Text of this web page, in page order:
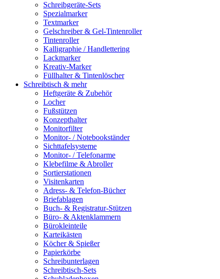
Schreibgeräte-Sets
Spezialmarker
Textmarker
Gelschreiber & Gel-Tintenroller
Tintenroller
Kalligraphie / Handlettering
Lackmarker
Kreativ-Marker
Füllhalter & Tintenlöscher
Schreibtisch & mehr
Heftgeräte & Zubehör
Locher
Fußstützen
Konzepthalter
Monitorfilter
Monitor- / Notebookständer
Sichttafelsysteme
Monitor- / Telefonarme
Klebefilme & Abroller
Sortierstationen
Visitenkarten
Adress- & Telefon-Bücher
Briefablagen
Buch- & Registratur-Stützen
Büro- & Aktenklammern
Bürokleinteile
Karteikästen
Köcher & Spießer
Papierkörbe
Schreibunterlagen
Schreibtisch-Sets